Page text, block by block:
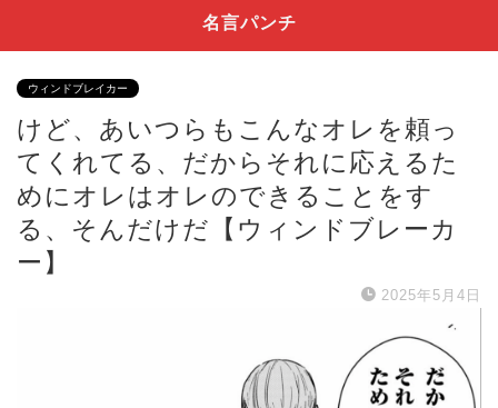
名言パンチ
ウィンドブレイカー
けど、あいつらもこんなオレを頼っ
てくれてる、だからそれに応えるた
めにオレはオレのできることをす
る、そんだけだ【ウィンドブレーカ
ー】
2025年5月4日